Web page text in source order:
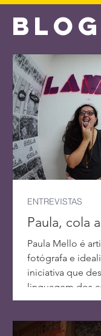
BLOG
Paula, cola
Paula Mello é
fotógrafa e
iniciativa que
linguagem dos
ENTREVISTAS